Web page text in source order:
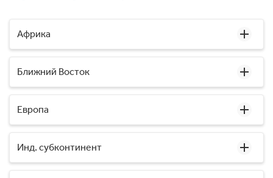
Африка
Ближний Восток
Европа
Инд. субконтинент